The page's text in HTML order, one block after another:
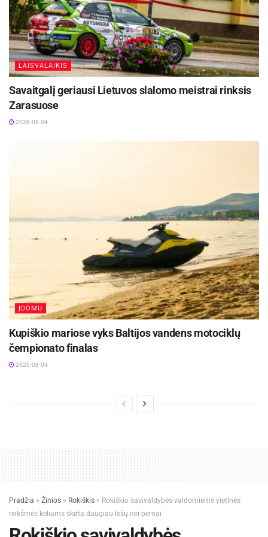
LAISVALAIKIS
Savaitgalį geriausi Lietuvos slalomo meistrai rinksis
Zarasuose
2026-08-04
ĮDOMU
Kupiškio mariose vyks Baltijos vandens motociklų
čempionato finalas
2026-08-04
Pradžia » Žinios » Rokiškis » Rokiškio savivaldybės valdomiems vietinės
reikšmės keliams skirta daugiau lėšų nei pernai